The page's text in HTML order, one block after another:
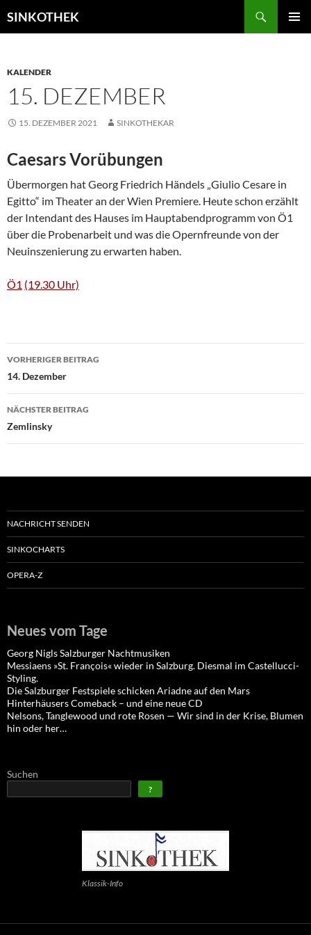
Inhalt
SINKOTHEK
KALENDER
15. DEZEMBER
15. DEZEMBER 2021 SINKOTHEKAR
Caesars Vorübungen
Übermorgen hat Georg Friedrich Händels „Giulio Cesare in
Egitto“ im Theater an der Wien Premiere. Heute schon erzählt
der Intendant des Hauses im Hauptabendprogramm von Ö1
über die Probenarbeit und was die Opernfreunde von der
Neuinszenierung zu erwarten haben.
Ö1 (19.30 Uhr)
Beitragsnavigation
VORHERIGER BEITRAG
14. Dezember
NÄCHSTER BEITRAG
Zemlinsky
NACHRICHT SENDEN
SINKOCHARTS
OPERA-Z
Neues vom Tage
Georg Nigls Salzburger Nachtmusiken
Messiaens »St. François« wieder in Salzburg. Diesmal im Castellucci-
Styling.
Die Salzburger Festspiele schicken Ariadne auf den Mars
Hinterhäusers Comeback – und eine neue CD
Nelsons, Tanglewood und rote Rosen — Wir sind in der Krise, Blumen
hin oder her…
Suchen
?
Klassik-Info